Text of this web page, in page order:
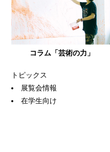
コラム「芸術の力」
トピックス
展覧会情報
在学生向け